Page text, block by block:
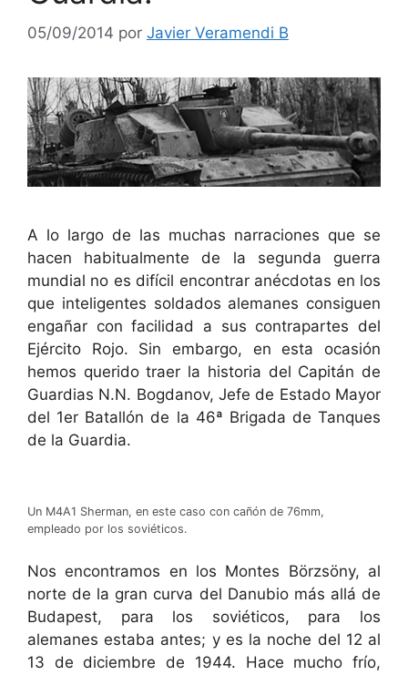
05/09/2014 por Javier Veramendi B
A lo largo de las muchas narraciones que se
hacen habitualmente de la segunda guerra
mundial no es difícil encontrar anécdotas en los
que inteligentes soldados alemanes consiguen
engañar con facilidad a sus contrapartes del
Ejército Rojo. Sin embargo, en esta ocasión
hemos querido traer la historia del Capitán de
Guardias N.N. Bogdanov, Jefe de Estado Mayor
del 1er Batallón de la 46ª Brigada de Tanques
de la Guardia.
Un M4A1 Sherman, en este caso con cañón de 76mm,
empleado por los soviéticos.
Nos encontramos en los Montes Börzsöny, al
norte de la gran curva del Danubio más allá de
Budapest, para los soviéticos, para los
alemanes estaba antes; y es la noche del 12 al
13 de diciembre de 1944. Hace mucho frío,